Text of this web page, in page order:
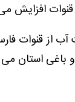
163 میلیون مترمکعب